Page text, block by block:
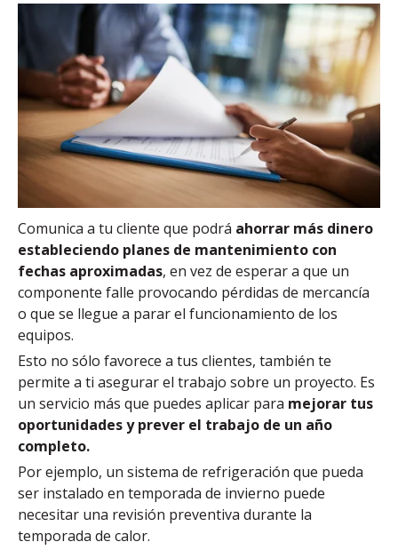
Comunica a tu cliente que podrá ahorrar más dinero
estableciendo planes de mantenimiento con
fechas aproximadas, en vez de esperar a que un
componente falle provocando pérdidas de mercancía
o que se llegue a parar el funcionamiento de los
equipos.
Esto no sólo favorece a tus clientes, también te
permite a ti asegurar el trabajo sobre un proyecto. Es
un servicio más que puedes aplicar para mejorar tus
oportunidades y prever el trabajo de un año
completo.
Por ejemplo, un sistema de refrigeración que pueda
ser instalado en temporada de invierno puede
necesitar una revisión preventiva durante la
temporada de calor.